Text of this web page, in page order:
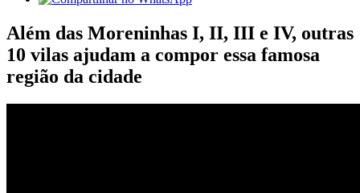
Além das Moreninhas I, II, III e IV, outras
10 vilas ajudam a compor essa famosa
região da cidade